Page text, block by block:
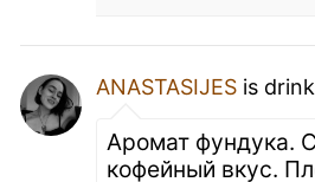
ANASTASIJES is
Аромат фундука.
кофейный вкус.